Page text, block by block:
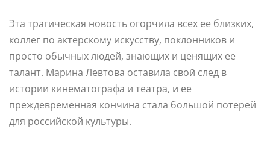
Эта трагическая новость огорчила всех ее близких,
коллег по актерскому искусству, поклонников и
просто обычных людей, знающих и ценящих ее
талант. Марина Левтова оставила свой след в
истории кинематографа и театра, и ее
преждевременная кончина стала большой потерей
для российской культуры.